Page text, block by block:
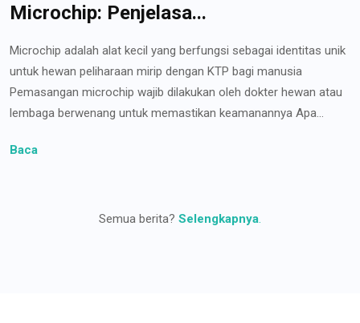
Microchip: Penjelasa...
Microchip adalah alat kecil yang berfungsi sebagai identitas unik
untuk hewan peliharaan mirip dengan KTP bagi manusia
Pemasangan microchip wajib dilakukan oleh dokter hewan atau
lembaga berwenang untuk memastikan keamanannya Apa...
Baca
Semua berita? Selengkapnya